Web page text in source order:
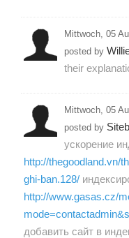
Mittwoch, 05
posted by
their
Mittwoch, 05
posted by
ускорение
http://thegoodland.vn/
ghi-ban.128/
http://www.gasas.cz/
добавить сайт в